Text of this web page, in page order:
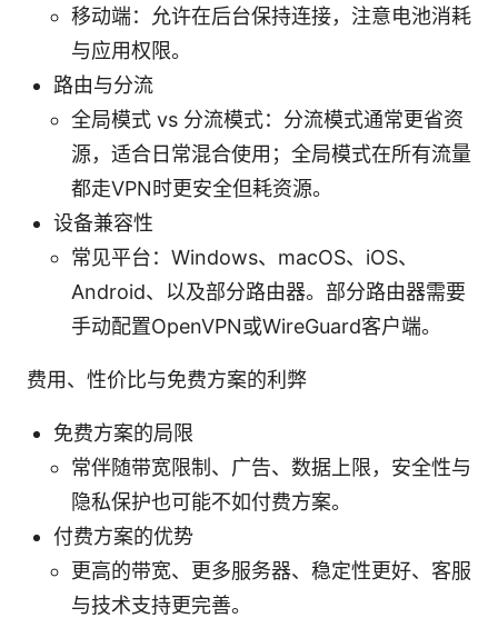
移动端：允许在后台保持连接，注意电池消耗
与应用权限。
路由与分流
全局模式 vs 分流模式：分流模式通常更省资
源，适合日常混合使用；全局模式在所有流量
都走VPN时更安全但耗资源。
设备兼容性
常见平台：Windows、macOS、iOS、
Android、以及部分路由器。部分路由器需要
手动配置OpenVPN或WireGuard客户端。
费用、性价比与免费方案的利弊
免费方案的局限
常伴随带宽限制、广告、数据上限，安全性与
隐私保护也可能不如付费方案。
付费方案的优势
更高的带宽、更多服务器、稳定性更好、客服
与技术支持更完善。